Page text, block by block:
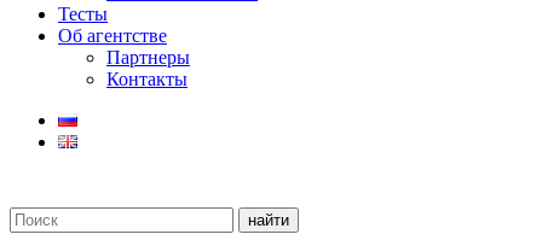
Тесты
Об агентстве
Партнеры
Контакты